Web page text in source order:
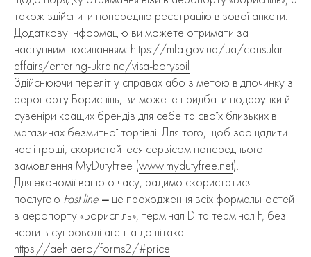
також здійснити попередню реєстрацію візової анкети.
Додаткову інформацію ви можете отримати за
наступним посиланням: https://mfa.gov.ua/ua/consular-
affairs/entering-ukraine/visa-boryspil
Здійснюючи переліт у справах або з метою відпочинку з
аеропорту Бориспіль, ви можете придбати подарунки й
сувеніри кращих брендів для себе та своїх близьких в
магазинах безмитної торгівлі. Для того, щоб заощадити
час і гроші, скористайтеся сервісом попереднього
замовлення MyDutyFree (www.mydutyfree.net).
Для економії вашого часу, радимо скористатися
послугою Fast line – це проходження всіх формальностей
в аеропорту «Бориспіль», термінал D та термінал F, без
черги в супроводі агента до літака.
https://aeh.aero/forms2/#price